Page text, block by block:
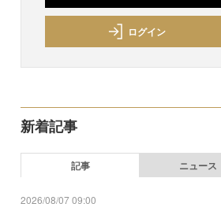
ログイン
新着記事
記事 ニュース
2026/08/07 09:00